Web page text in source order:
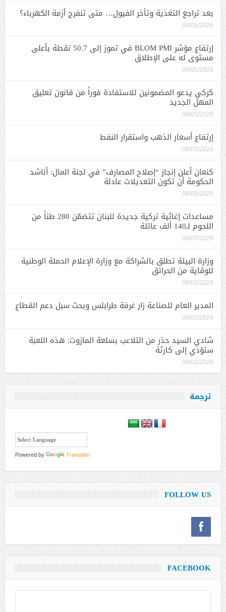
بعد تراجع التغذية وتأخر الفيول… متى تنفرج أزمة الكهرباء؟
08/05/2026
إرتفاع مؤشر BLOM PMI في تموز إلى 50.7 نقطة بأعلى
مستوى له على الإطلاق
08/05/2026
كركي يدعو المضمونين للاستفادة فوراً من قانون تعليق
المهل الجديد
08/05/2026
إرتفاع أسعار الذهب واستقرار النفط
08/05/2026
كنعان أعلن إنجاز “إصلاح المصارف” في لجنة المال: أناشد
الحكومة أن تكون التعديلات عادلة
08/05/2026
مساعدات إغاثية تركية جديدة للبنان تتضمّن 280 طناً من
اللحوم لـ140 ألف عائلة
08/05/2026
وزارة البيئة تطلق بالشراكة مع وزارة الإعلام الحملة الوطنية
للوقاية من الحرائق
08/03/2026
المدير العام للصناعة زار غرفة طرابلس وبحث سبل دعم القطاع
08/03/2026
شادي السيد حذر من التلاعب بسلعة المازوت: هذه اللعبة
ستؤدي إلى كارثة
08/03/2026
ترجمة
Powered by Translate
FOLLOW US
FACEBOOK